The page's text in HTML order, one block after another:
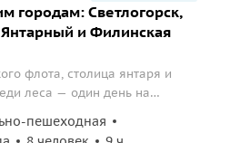
городам: Светлогорск,
Янтарный и Филинская
флота, столица янтаря и
леса — один день на
пешеходная